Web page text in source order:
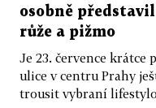
osobně
růže a pižmo
Je 23. července krátce
ulice v centru Prahy
trousit vybraní